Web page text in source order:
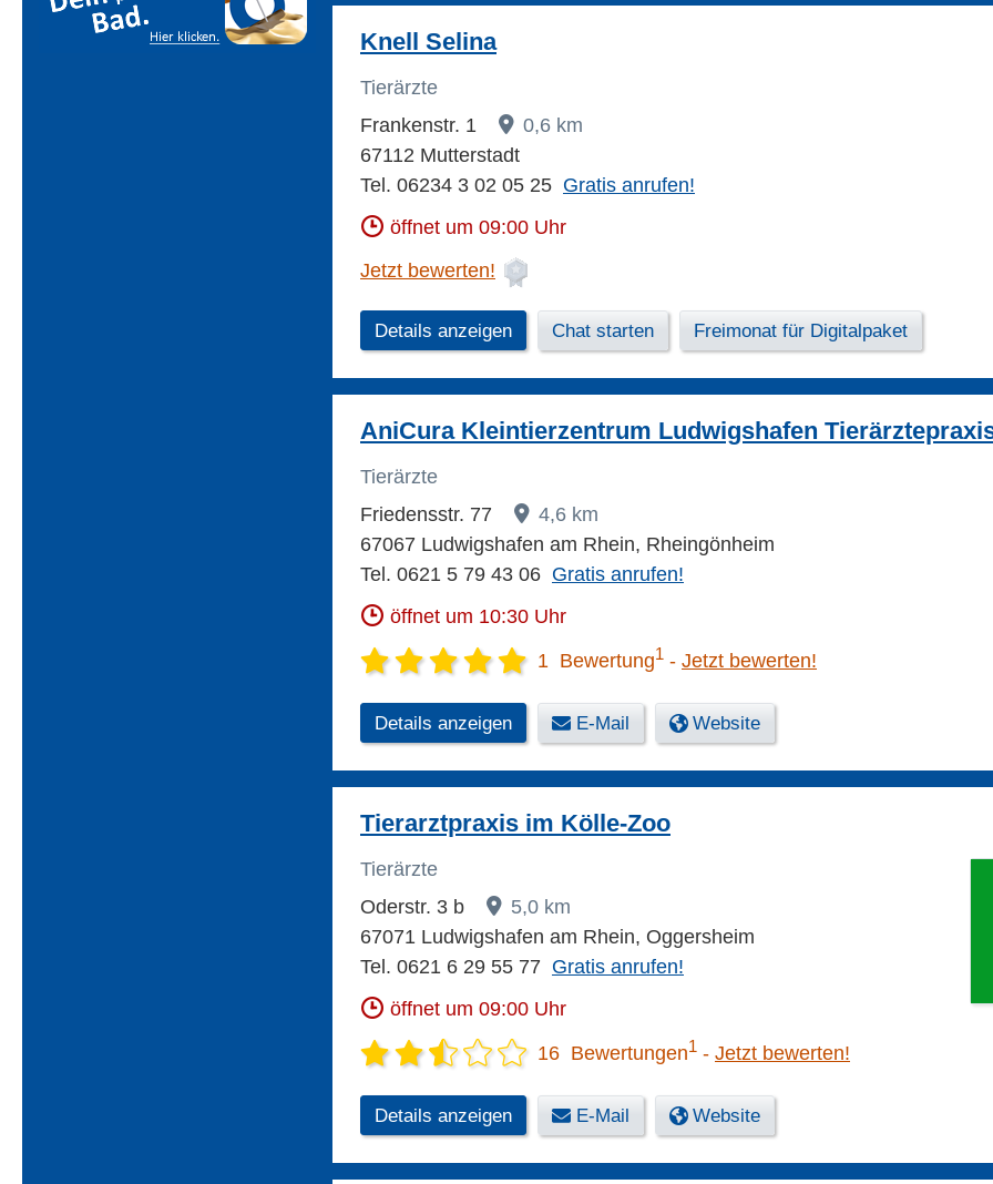
Knell Selina
Tierärzte
Frankenstr. 1
0,6 km
67112 Mutterstadt
Tel. 06234 3 02 05 25 Gratis anrufen!
öffnet um 09:00 Uhr
Jetzt bewerten!
Details anzeigen Chat starten Freimonat für Digitalpaket
AniCura Kleintierzentrum Ludwigshafen
Tierärzte
Friedensstr. 77
4,6 km
67067 Ludwigshafen am Rhein, Rheingönheim
Tel. 0621 5 79 43 06 Gratis anrufen!
öffnet um 10:30 Uhr
1 Bewertung1 Jetzt bewerten!
Details anzeigen E-Mail Website
Tierarztpraxis im Kölle-Zoo
Tierärzte
Oderstr. 3 b
5,0 km
67071 Ludwigshafen am Rhein, Oggersheim
Tel. 0621 6 29 55 77 Gratis anrufen!
öffnet um 09:00 Uhr
16 Bewertungen1 Jetzt bewerten!
Details anzeigen E-Mail Website